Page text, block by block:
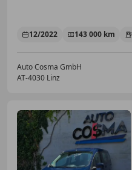
12/2022 143 000 km
Auto Cosma GmbH
AT-4030 Linz